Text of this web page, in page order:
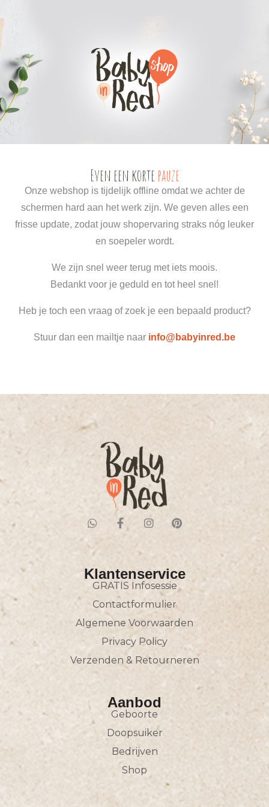
Even een korte pauze
Onze webshop is tijdelijk offline omdat we achter de
schermen hard aan het werk zijn. We geven alles een
frisse update, zodat jouw shopervaring straks nóg leuker
en soepeler wordt.
We zijn snel weer terug met iets moois.
Bedankt voor je geduld en tot heel snel!
Heb je toch een vraag of zoek je een bepaald product?
Stuur dan een mailtje naar info@babyinred.be
Klantenservice
GRATIS Infosessie
Contactformulier
Algemene Voorwaarden
Privacy Policy
Verzenden & Retourneren
Aanbod
Geboorte
Doopsuiker
Bedrijven
Shop